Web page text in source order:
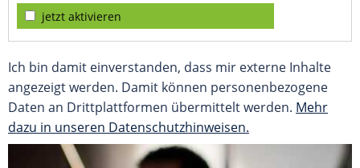
jetzt aktivieren
Ich bin damit einverstanden, dass mir externe Inhalte
angezeigt werden. Damit können personenbezogene
Daten an Drittplattformen übermittelt werden. Mehr
dazu in unseren Datenschutzhinweisen.